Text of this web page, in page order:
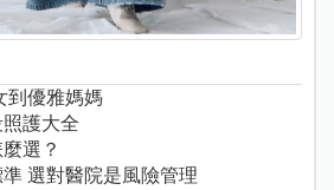
到優雅媽媽
護大全
選？
選對醫院是風險管理